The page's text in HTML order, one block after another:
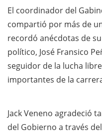
El coordinador del
compartió por más de
recordó anécdotas de
político, José Fransico
seguidor de la lucha
importantes de la
Jack Veneno agradeció
del Gobierno a través